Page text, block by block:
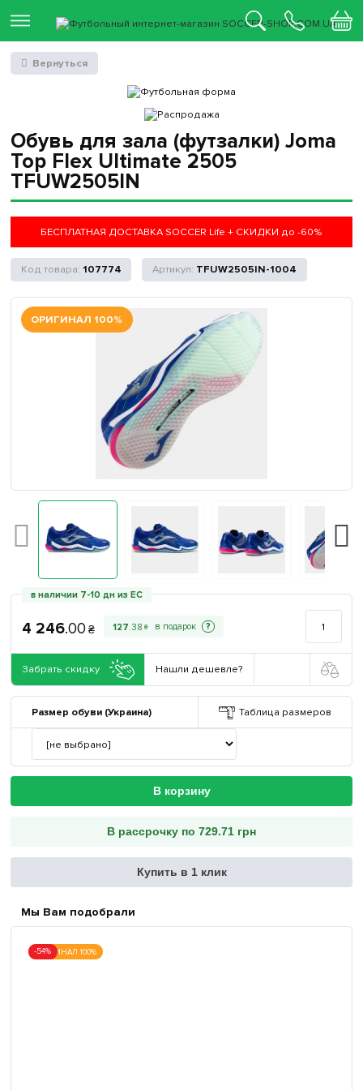
Обувь для зала (футзалки) Joma
Top Flex Ultimate 2505
TFUW2505IN
БЕСПЛАТНАЯ ДОСТАВКА SOCCER Life + СКИДКИ до -60%
107774 TFUW2505IN-1004
ОРИГИНАЛ 100%
в наличии 7-10 дн из ЕС
4 246.00 ₴ 127.38 ₴ ?
Забрать скидку Нашли дешевле?
Размер обуви (Украина) Таблица размеров
В корзину
В рассрочку по 729.71 грн
Купить в 1 клик
Мы Вам подобрали
ОРИГИНАЛ 100%
-54%
Вернуться